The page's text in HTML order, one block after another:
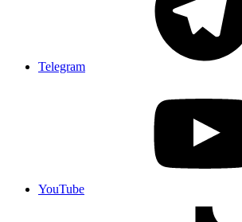
Telegram
YouTube